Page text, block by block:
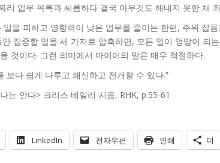
리 업무 목록과 씨름하다 결국 아무것도 해내지 못한 채
을 피하고 영향력이 낮은 업무를 줄이는 한편, 주위 잡
집중할 일을 세 가지로 압축하면, 모든 일이 엉망이 되
것이다. 그런 의미에서 마이어의 말은 매우 적절하다.
보다 쉽게 다루고 쇄신하고 전개할 수 있다.”
는 안다> 크리스 베일리 지음, RHK, p.55-61
LinkedIn 전자우편 인쇄 더